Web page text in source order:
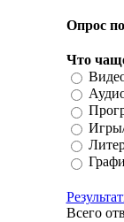
Опрос
Что
Всего